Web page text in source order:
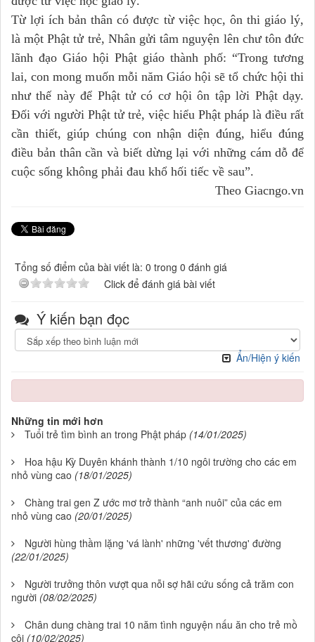
Từ lợi ích bản thân có được từ việc học, ôn thi giáo lý,
là một Phật tử trẻ, Nhân gửi tâm nguyện lên chư tôn đức
lãnh đạo Giáo hội Phật giáo thành phố: “Trong tương
lai, con mong muốn mỗi năm Giáo hội sẽ tổ chức hội thi
như thế này để Phật tử có cơ hội ôn tập lời Phật dạy.
Đối với người Phật tử trẻ, việc hiểu Phật pháp là điều rất
cần thiết, giúp chúng con nhận diện đúng, hiểu đúng
điều bản thân cần và biết dừng lại với những cám dỗ để
cuộc sống không phải đau khổ hối tiếc về sau”.
Theo Giacngo.vn
Tổng số điểm của bài viết là: 0 trong 0 đánh giá
Click để đánh giá bài viết
Ý kiến bạn đọc
Ẩn/Hiện ý kiến
Những tin mới hơn
Tuổi trẻ tìm bình an trong Phật pháp (14/01/2025)
Hoa hậu Kỳ Duyên khánh thành 1/10 ngôi trường cho các em
nhỏ vùng cao (18/01/2025)
Chàng trai gen Z ước mơ trở thành “anh nuôi” của các em
nhỏ vùng cao (20/01/2025)
Người hùng thầm lặng 'vá lành' những 'vết thương' đường
(22/01/2025)
Người trưởng thôn vượt qua nỗi sợ hãi cứu sống cả trăm con
người (08/02/2025)
Chân dung chàng trai 10 năm tình nguyện nấu ăn cho trẻ mồ
côi (10/02/2025)